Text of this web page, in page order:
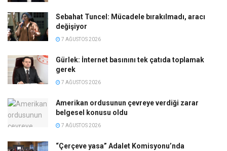
Sebahat Tuncel: Mücadele bırakılmadı, aracı
değişiyor
7 AĞUSTOS 2026
Gürlek: İnternet basınını tek çatıda toplamak
gerek
7 AĞUSTOS 2026
Amerikan ordusunun çevreye verdiği zarar
belgesel konusu oldu
7 AĞUSTOS 2026
“Çerçeve yasa” Adalet Komisyonu’nda